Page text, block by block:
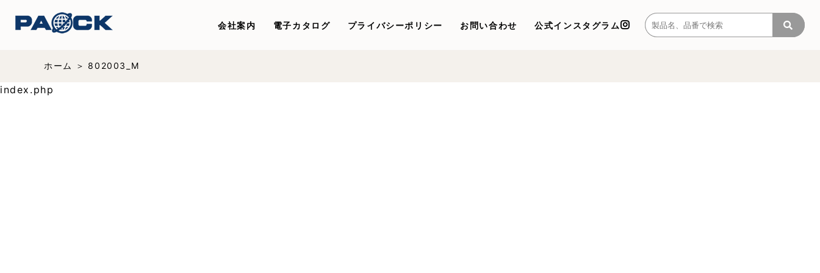
会社案内 電子カタログ プライバシーポリシー お問い合わせ 公式インスタグラム
ホーム 802003_M
index.php